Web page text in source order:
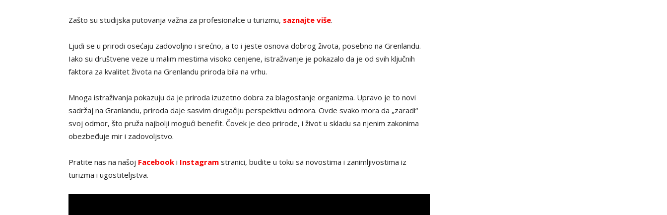
Zašto su studijska putovanja važna za profesionalce u turizmu, saznajte više.
Ljudi se u prirodi osećaju zadovoljno i srećno, a to i jeste osnova dobrog života, posebno na Grenlandu.
Iako su društvene veze u malim mestima visoko cenjene, istraživanje je pokazalo da je od svih ključnih
faktora za kvalitet života na Grenlandu priroda bila na vrhu.
Mnoga istraživanja pokazuju da je priroda izuzetno dobra za blagostanje organizma. Upravo je to novi
sadržaj na Granlandu, priroda daje sasvim drugačiju perspektivu odmora. Ovde svako mora da „zaradi“
svoj odmor, što pruža najbolji mogući benefit. Čovek je deo prirode, i život u skladu sa njenim zakonima
obezbeđuje mir i zadovoljstvo.
Pratite nas na našoj Facebook i Instagram stranici, budite u toku sa novostima i zanimljivostima iz
turizma i ugostiteljstva.